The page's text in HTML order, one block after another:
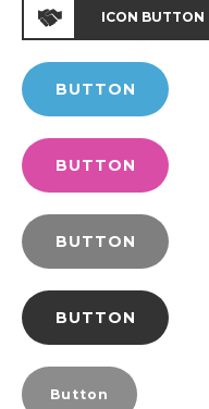
ICON BUTTON
BUTTON
BUTTON
BUTTON
BUTTON
Button